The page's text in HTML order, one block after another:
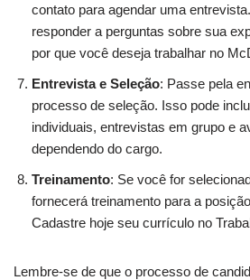
contato para agendar uma
responder a perguntas sobre sua
por que você deseja trabalhar no
Entrevista e Seleção: Passe pela
processo de seleção. Isso pode
individuais, entrevistas em grupo e
dependendo do cargo.
Treinamento: Se você for
fornecerá treinamento para a
Cadastre hoje seu currículo no
Lembre-se de que o processo de